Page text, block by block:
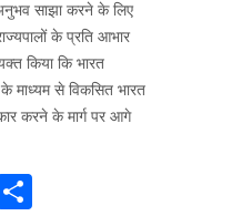
साझा करने के लिए
के प्रति आभार
किया कि भारत
माध्यम से विकसित भारत
करने के मार्ग पर आगे